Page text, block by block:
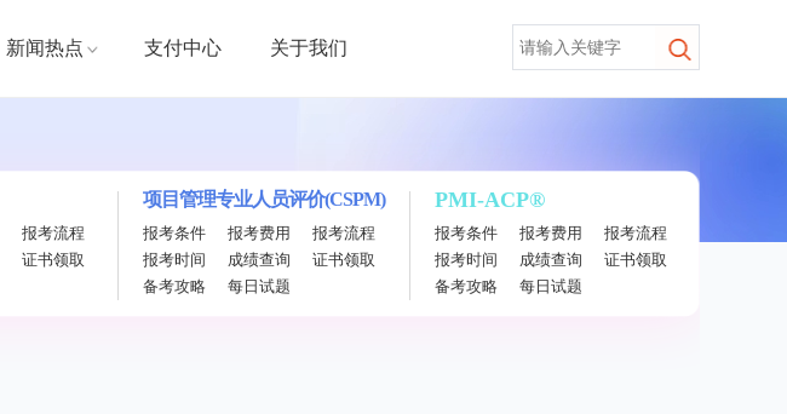
新闻热点 支付中心 关于我们
报考流程
证书领取
项目管理专业人员评价(CSPM)
报考条件 报考费用
报考流程
报考时间
成绩查询
证书领取
备考攻略
每日试题
PMI-ACP®
报考条件 报考费用
报考流程
报考时间
成绩查询
证书领取
备考攻略
每日试题